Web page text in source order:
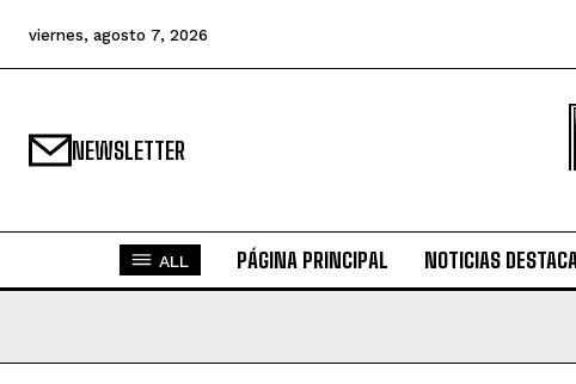
viernes, agosto 7, 2026
NEWSLETTER
ALL PÁGINA PRINCIPAL NOTICIAS